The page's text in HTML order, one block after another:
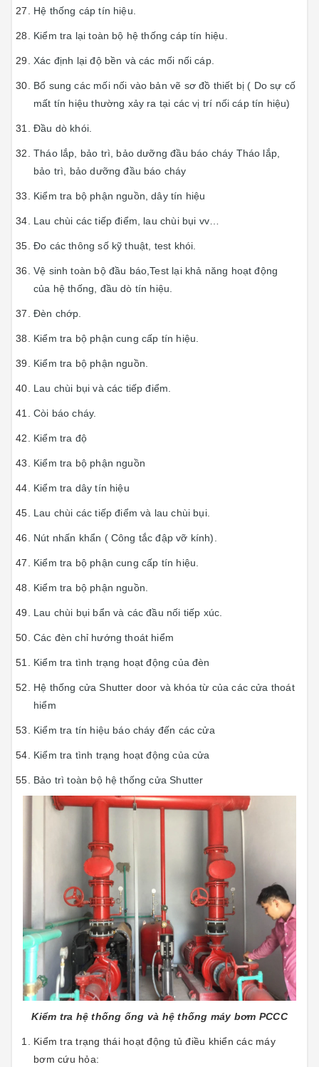
Hệ thống cáp tín hiệu.
Kiểm tra lại toàn bộ hệ thống cáp tín hiệu.
Xác định lại độ bền và các mối nối cáp.
Bổ sung các mối nối vào bản vẽ sơ đồ thiết bị ( Do sự cố
mất tín hiệu thường xảy ra tại các vị trí nối cáp tín hiệu)
Đầu dò khói.
Tháo lắp, bảo trì, bảo dưỡng đầu báo cháy Tháo lắp,
bảo trì, bảo dưỡng đầu báo cháy
Kiểm tra bộ phận nguồn, dây tín hiệu
Lau chùi các tiếp điểm, lau chùi bụi vv…
Đo các thông số kỹ thuật, test khói.
Vệ sinh toàn bộ đầu báo,Test lại khả năng hoạt động
của hệ thống, đầu dò tín hiệu.
Đèn chớp.
Kiểm tra bộ phận cung cấp tín hiệu.
Kiểm tra bộ phận nguồn.
Lau chùi bụi và các tiếp điểm.
Còi báo cháy.
Kiểm tra độ
Kiểm tra bộ phận nguồn
Kiểm tra dây tín hiệu
Lau chùi các tiếp điểm và lau chùi bụi.
Nút nhấn khẩn ( Công tắc đập vỡ kính).
Kiểm tra bộ phận cung cấp tín hiệu.
Kiểm tra bộ phận nguồn.
Lau chùi bụi bẩn và các đầu nối tiếp xúc.
Các đèn chỉ hướng thoát hiểm
Kiểm tra tình trạng hoạt động của đèn
Hệ thống cửa Shutter door và khóa từ của các cửa thoát
hiểm
Kiểm tra tín hiệu báo cháy đến các cửa
Kiểm tra tình trạng hoạt động của cửa
Bảo trì toàn bộ hệ thống cửa Shutter
Kiểm tra hệ thống ống và hệ thống máy bơm PCCC
Kiểm tra trạng thái hoạt động tủ điều khiển các máy
bơm cứu hỏa: